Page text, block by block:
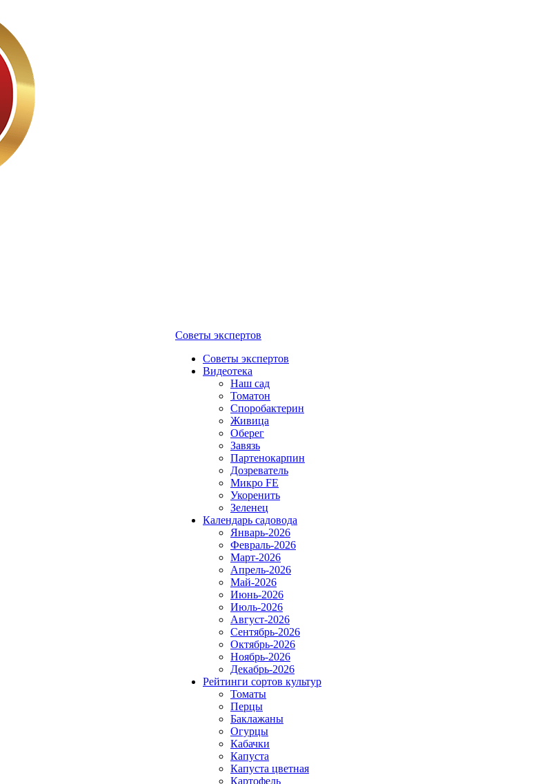
Советы экспертов
Советы экспертов
Видеотека
Наш сад
Томатон
Споробактерин
Живица
Оберег
Завязь
Партенокарпин
Дозреватель
Микро FE
Укоренить
Зеленец
Календарь садовода
Январь-2026
Февраль-2026
Март-2026
Апрель-2026
Май-2026
Июнь-2026
Июль-2026
Август-2026
Сентябрь-2026
Октябрь-2026
Ноябрь-2026
Декабрь-2026
Рейтинги сортов культур
Томаты
Перцы
Баклажаны
Огурцы
Кабачки
Капуста
Капуста цветная
Картофель